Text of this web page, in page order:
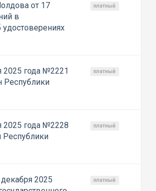
от 17
в
платный
2025 года №2221
Республики
платный
2025 года №2228
Республики
платный
2025
платный